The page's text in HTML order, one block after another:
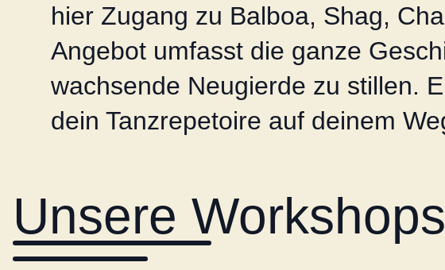
hier Zugang zu Balboa, Shag,
Angebot umfasst die ganze
wachsende Neugierde zu stillen.
dein Tanzrepetoire auf deinem
Unsere Workshops